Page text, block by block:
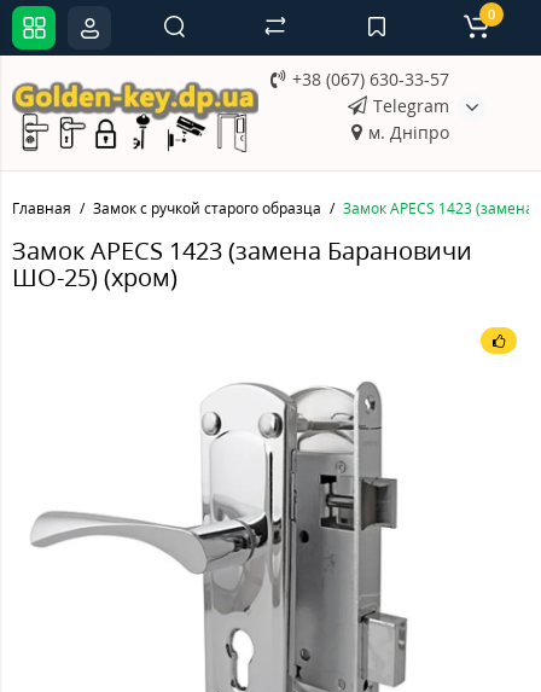
+38 (067) 630-33-57
Telegram
м. Дніпро
0
Главная Замок с ручкой старого образца Замок APECS 1423
Замок APECS 1423 (замена Барановичи
ШО-25) (хром)